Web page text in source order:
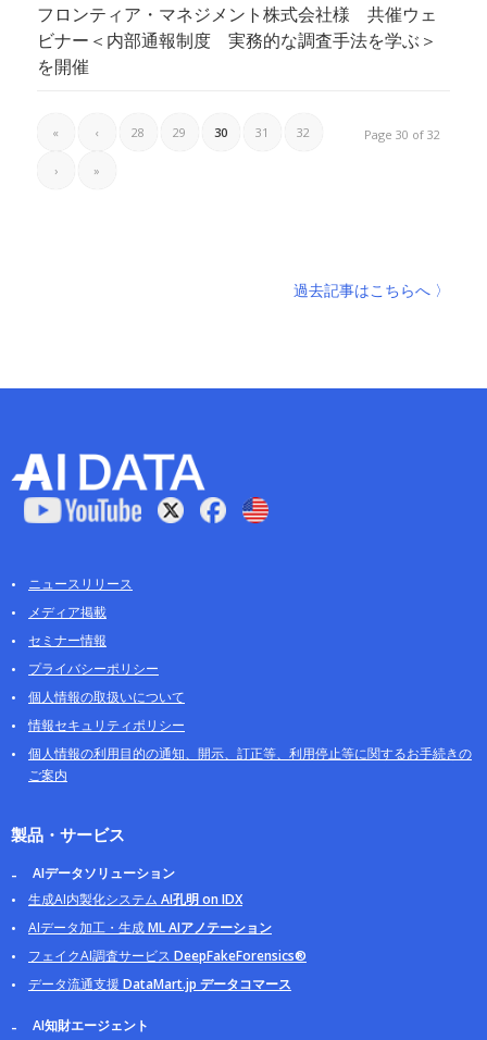
フロンティア・マネジメント株式会社様 共催ウェ
ビナー＜内部通報制度 実務的な調査手法を学ぶ＞
を開催
Page 30 of 32
« ‹ 28 29 30 31 32
› »
過去記事はこちらへ 〉
ニュースリリース
メディア掲載
セミナー情報
プライバシーポリシー
個人情報の取扱いについて
情報セキュリティポリシー
個人情報の利用目的の通知、開示、訂正等、利用停止等に関するお手続きの
ご案内
製品・サービス
AIデータソリューション
生成AI内製化システム AI孔明 on IDX
AIデータ加工・生成ML AIアノテーション
フェイクAI調査サービス DeepFakeForensics®
データ流通支援 DataMart.jp データコマース
AI知財エージェント